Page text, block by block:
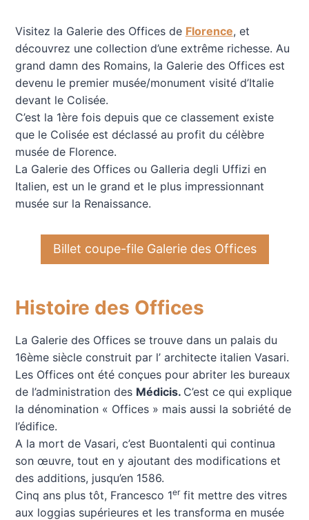
Visitez la Galerie des Offices de Florence, et
découvrez une collection d’une extrême richesse. Au
grand damn des Romains, la Galerie des Offices est
devenu le premier musée/monument visité d’Italie
devant le Colisée.
C’est la 1ère fois depuis que ce classement existe
que le Colisée est déclassé au profit du célèbre
musée de Florence.
La Galerie des Offices ou Galleria degli Uffizi en
Italien, est un le grand et le plus impressionnant
musée sur la Renaissance.
Billet coupe-file Galerie des Offices
Histoire des Offices
La Galerie des Offices se trouve dans un palais du
16ème siècle construit par l’ architecte italien Vasari.
Les Offices ont été conçues pour abriter les bureaux
de l’administration des Médicis. C’est ce qui explique
la dénomination « Offices » mais aussi la sobriété de
l’édifice.
A la mort de Vasari, c’est Buontalenti qui continua
son œuvre, tout en y ajoutant des modifications et
des additions, jusqu’en 1586.
Cinq ans plus tôt, Francesco 1erfit mettre des vitres
aux loggias supérieures et les transforma en musée